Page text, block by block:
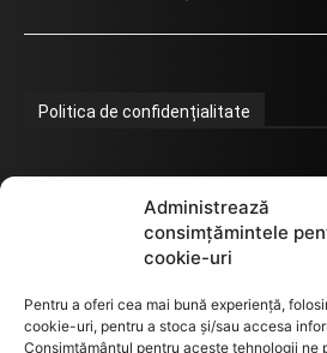
Administrează
consimțămintele
cookie-uri
Pentru a oferi cea mai bună experiență,
cookie-uri, pentru a stoca și/sau accesa
Consimțământul pentru aceste tehnologii ne
Politica de confidențialitate
Termeni de utilizare